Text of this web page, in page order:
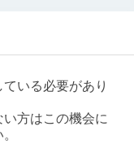
いる必要があり
方はこの機会に